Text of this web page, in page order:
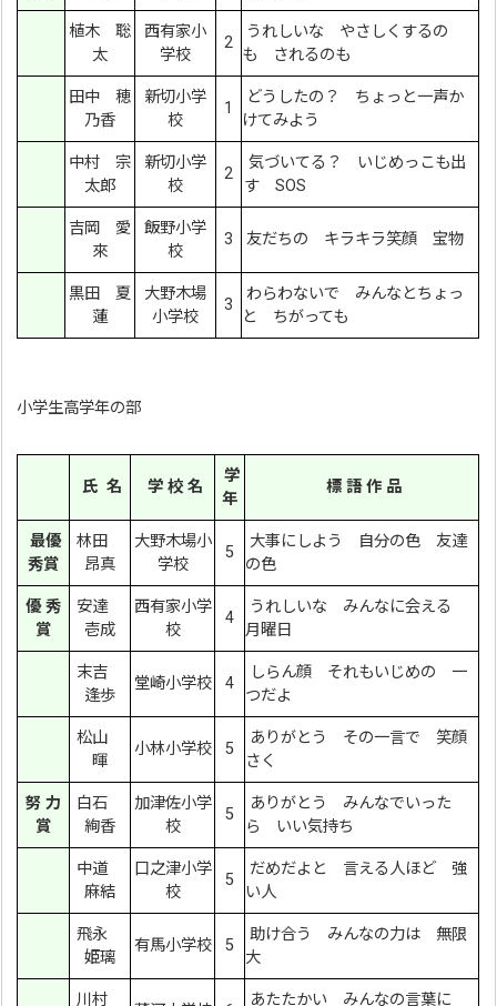
植木 聡
太
西有家小
学校
2
うれしいな やさしくするの
も されるのも
田中 穂
乃香
新切小学
校
1
どうしたの？ ちょっと一声か
けてみよう
中村 宗
太郎
新切小学
校
2
気づいてる？ いじめっこも出
す SOS
吉岡 愛
來
飯野小学
校
3 友だちの キラキラ笑顔 宝物
黒田 夏
蓮
大野木場
小学校
3
わらわないで みんなとちょっ
と ちがっても
小学生高学年の部
氏 名 学 校 名
学
年
標 語 作 品
最優
秀賞
林田
昂真
大野木場小
学校
5
大事にしよう 自分の色 友達
の色
優 秀
賞
安達
壱成
西有家小学
校
4
うれしいな みんなに会える
月曜日
末吉
逢歩
堂崎小学校 4
しらん顔 それもいじめの 一
つだよ
松山
暉
小林小学校 5
ありがとう その一言で 笑顔
さく
努 力
賞
白石
絢香
加津佐小学
校
5
ありがとう みんなでいった
ら いい気持ち
中道
麻結
口之津小学
校
5
だめだよと 言える人ほど 強
い人
飛永
姫璃
有馬小学校 5
助け合う みんなの力は 無限
大
川村 あたたかい みんなの言葉に